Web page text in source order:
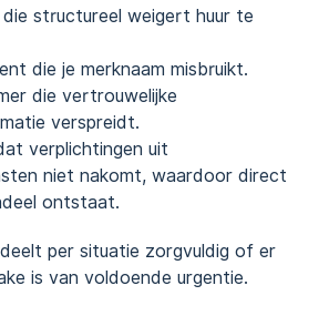
die structureel weigert huur te
die je merknaam misbruikt.
die vertrouwelijke
verspreidt.
verplichtingen uit
niet nakomt, waardoor direct
ontstaat.
per situatie zorgvuldig of er
is van voldoende urgentie.